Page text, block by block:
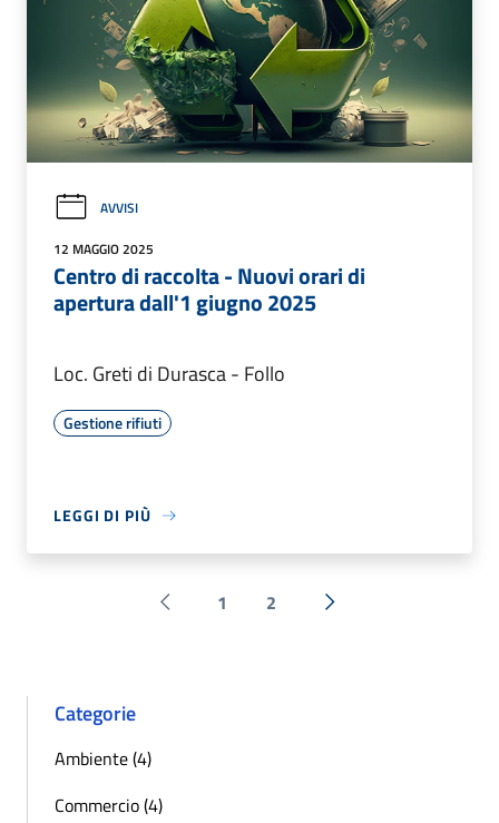
AVVISI
12 MAGGIO 2025
Centro di raccolta - Nuovi orari di
apertura dall'1 giugno 2025
Loc. Greti di Durasca - Follo
Gestione rifiuti
LEGGI DI PIÙ
Pagina precedente
1 2 Successiva »
Categorie
Ambiente (4)
Commercio (4)